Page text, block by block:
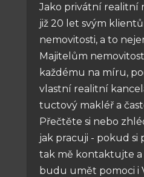
Jako privátní realitní
již 20 let svým
nemovitosti, a to
Majitelům
každému na míru,
vlastní realitní
tuctový makléř a
Přečtěte si nebo
jak pracuji - pokud si
tak mě kontaktujte a
budu umět pomoci i